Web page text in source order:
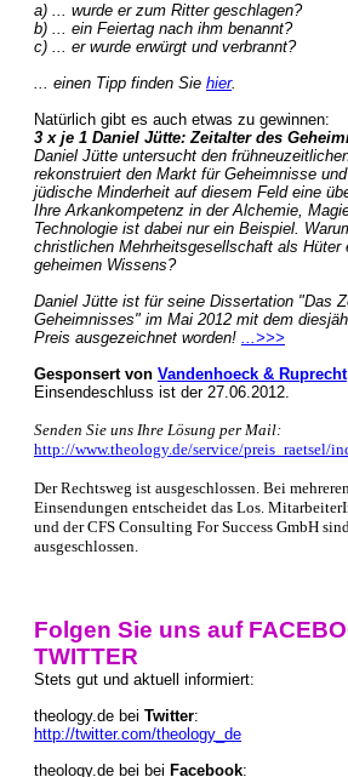
a) ... wurde er zum Ritter geschlagen?
b) ... ein Feiertag nach ihm benannt?
c) ... er wurde erwürgt und verbrannt?
... einen Tipp finden Sie hier.
Natürlich gibt es auch etwas zu gewinnen:
3 x je 1 Daniel Jütte: Zeitalter des
Daniel Jütte untersucht den
rekonstruiert den Markt für Geheimnisse
jüdische Minderheit auf diesem Feld eine
Ihre Arkankompetenz in der Alchemie,
Technologie ist dabei nur ein Beispiel.
christlichen Mehrheitsgesellschaft als Hüter
geheimen Wissens?
Daniel Jütte ist für seine Dissertation "Das
Geheimnisses" im Mai 2012 mit dem
Preis ausgezeichnet worden! ...>>>
Gesponsert von Vandenhoeck & Ruprecht
Einsendeschluss ist der 27.06.2012.
Senden Sie uns Ihre Lösung per Mail:
http://www.theology.de/service/preis_raetsel/
Der Rechtsweg ist ausgeschlossen. Bei
Einsendungen entscheidet das Los.
und der CFS Consulting For Success GmbH
ausgeschlossen.
Folgen Sie uns auf
TWITTER
Stets gut und aktuell informiert:
theology.de bei Twitter:
http://twitter.com/theology_de
theology.de bei bei Facebook: